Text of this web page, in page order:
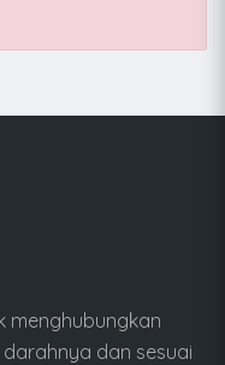
menghubungkan
dan sesuai